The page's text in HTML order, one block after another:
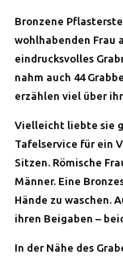
Bronzene
wohlhabenden Frau
eindrucksvolles
nahm auch 44
erzählen viel über ihr
Vielleicht liebte sie
Tafelservice für ein
Sitzen. Römische
Männer. Eine
Hände zu waschen.
ihren Beigaben –
In der Nähe des